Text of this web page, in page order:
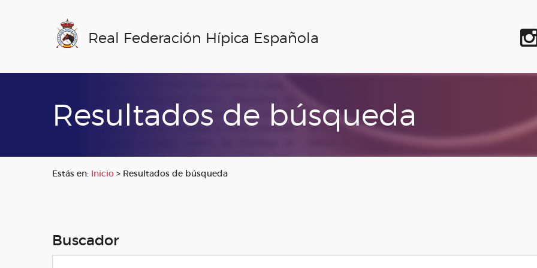
Real Federación Hípica Española
Resultados de búsqueda
Estás en: Inicio > Resultados de búsqueda
Buscador